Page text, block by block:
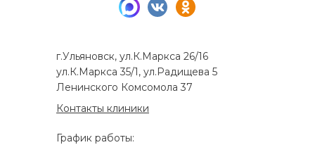
г.Ульяновск, ул.К.Маркса 26/16
ул.К.Маркса 35/1, ул.Радищева 5
Ленинского Комсомола 37
Контакты клиники
График работы: